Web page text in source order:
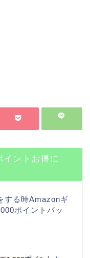
ントお得に
する時Amazonギ
ポイントバッ